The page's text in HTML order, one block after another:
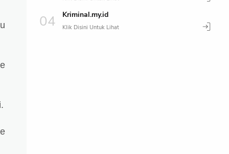
Kriminal.my.id